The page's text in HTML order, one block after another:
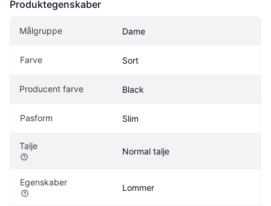
Produktegenskaber
Målgruppe Dame
Farve Sort
Producent farve Black
Pasform Slim
Talje
Normal talje
Egenskaber
Lommer